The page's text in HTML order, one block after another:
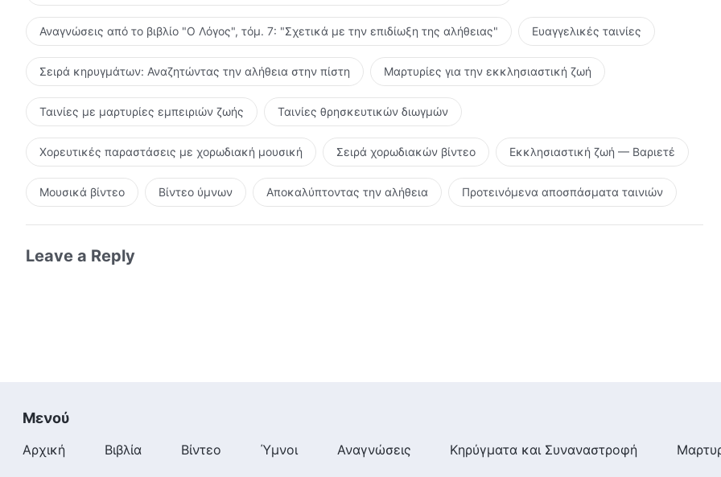
Αναγνώσεις από το βιβλίο "Ο Λόγος", τόμ. 7: "Σχετικά με την επιδίωξη της αλήθειας" Ευαγγελικές ταινίες
Σειρά κηρυγμάτων: Αναζητώντας την αλήθεια στην πίστη Μαρτυρίες για την εκκλησιαστική ζωή
Ταινίες με μαρτυρίες εμπειριών ζωής Ταινίες θρησκευτικών διωγμών
Χορευτικές παραστάσεις με χορωδιακή μουσική Σειρά χορωδιακών βίντεο Εκκλησιαστική ζωή — Βαριετέ
Μουσικά βίντεο Βίντεο ύμνων Αποκαλύπτοντας την αλήθεια Προτεινόμενα αποσπάσματα ταινιών
Leave a Reply
Μενού
Αρχική Βιβλία Βίντεο Ύμνοι Αναγνώσεις Κηρύγματα και Συναναστροφή